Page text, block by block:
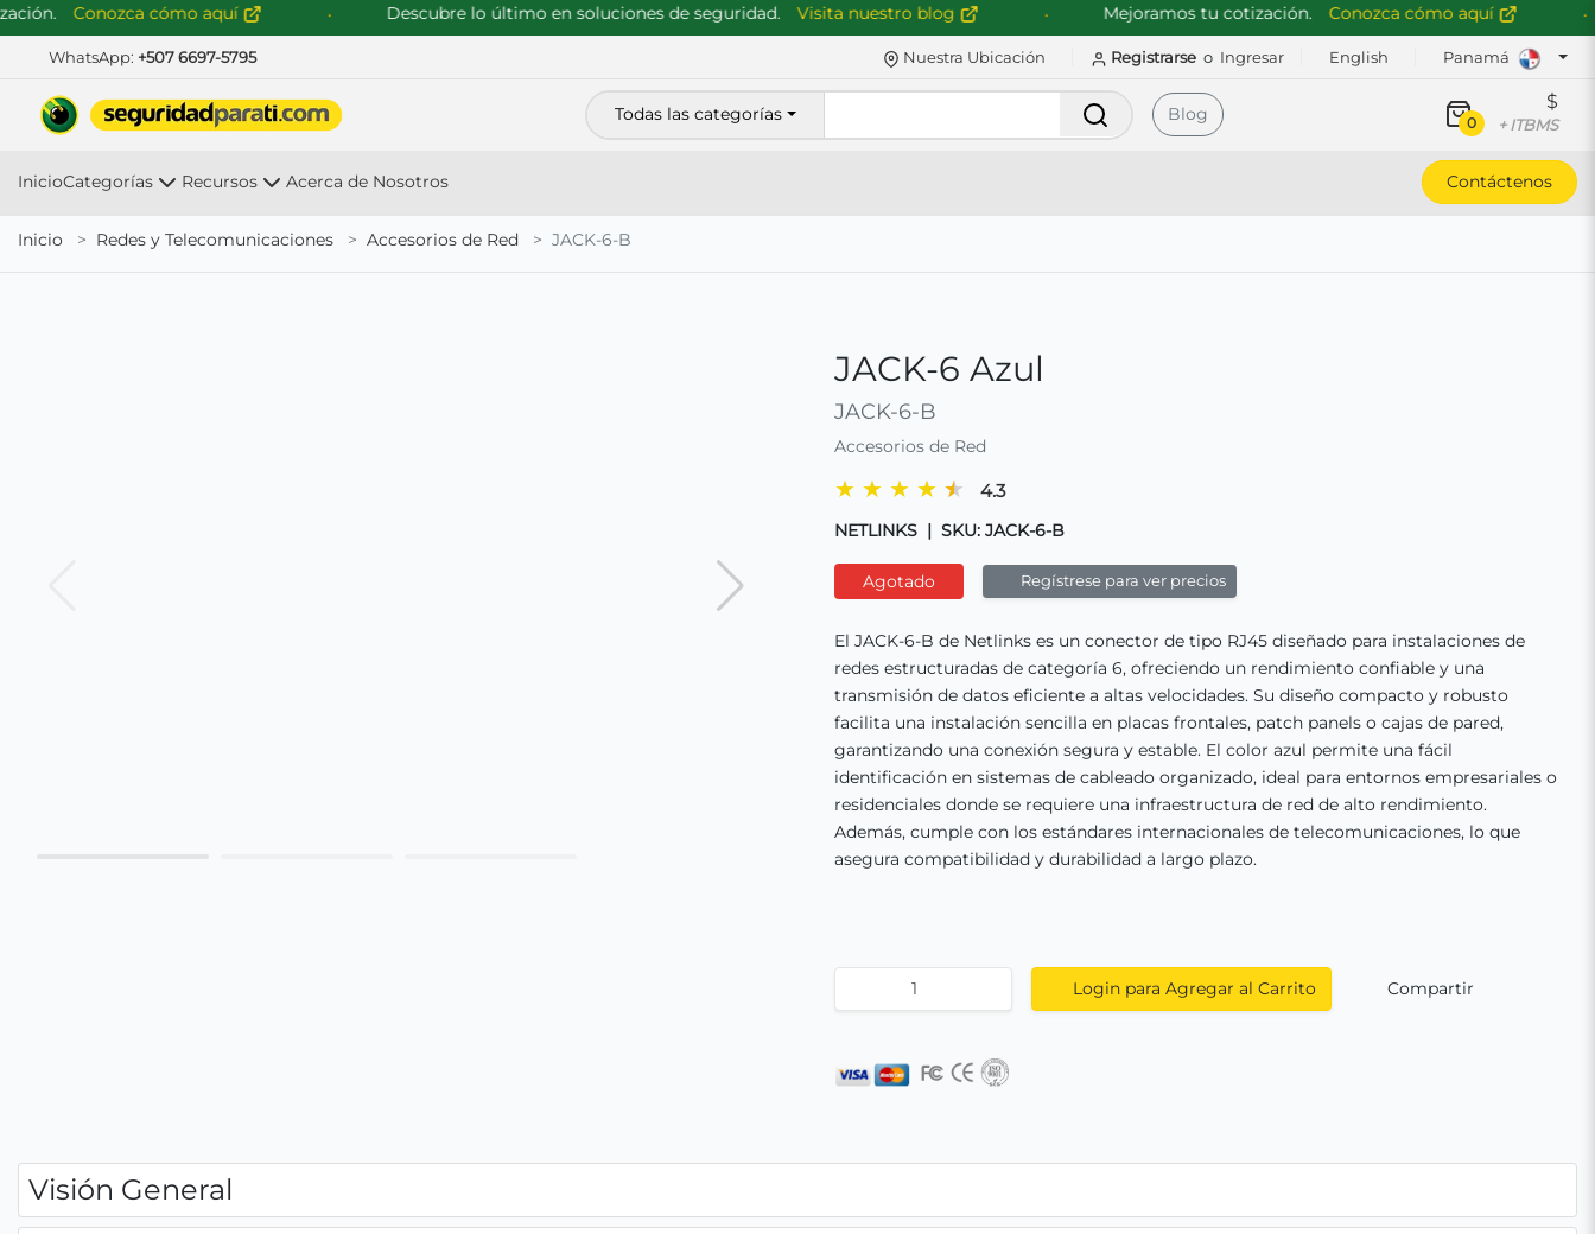
Mejoramos tu cotización. Conozca cómo aquí
Conozca cómo aquí Descubre lo último en soluciones de seguridad. Visita nuestro blog
WhatsApp: +507 6697-5795 Nuestra Ubicación Registrarse o Ingresar English Panamá
Todas las categorías Buscar Blog 0
$
+ ITBMS
InicioCategorías Recursos Acerca de Nosotros Contáctenos
Inicio Redes y Telecomunicaciones Accesorios de Red JACK-6-B
JACK-6 Azul
JACK-6-B
Accesorios de Red
★ ★ ★ ★ ★ 4.3
NETLINKS | SKU: JACK-6-B
Agotado Regístrese para ver precios
El JACK-6-B de Netlinks es un conector de tipo RJ45 diseñado para instalaciones de
redes estructuradas de categoría 6, ofreciendo un rendimiento confiable y una
transmisión de datos eficiente a altas velocidades. Su diseño compacto y robusto
facilita una instalación sencilla en placas frontales, patch panels o cajas de pared,
garantizando una conexión segura y estable. El color azul permite una fácil
identificación en sistemas de cableado organizado, ideal para entornos empresariales o
residenciales donde se requiere una infraestructura de red de alto rendimiento.
Además, cumple con los estándares internacionales de telecomunicaciones, lo que
asegura compatibilidad y durabilidad a largo plazo.
Login para Agregar al Carrito Compartir
Visión General